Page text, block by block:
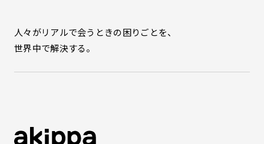
人々がリアルで会うときの困りごとを、
世界中で解決する。